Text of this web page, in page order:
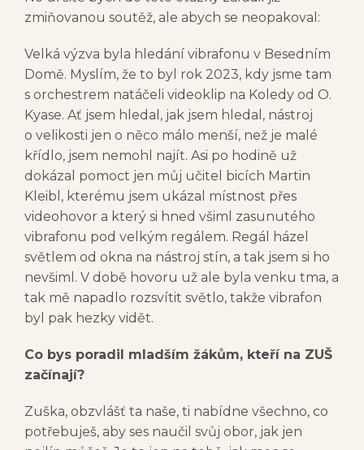
zmiňovanou soutěž, ale abych se neopakoval:
Velká výzva byla hledání vibrafonu v Besedním
Domě. Myslím, že to byl rok 2023, kdy jsme tam
s orchestrem natáčeli videoklip na Koledy od O.
Kyase. Ať jsem hledal, jak jsem hledal, nástroj
o velikosti jen o něco málo menší, než je malé
křídlo, jsem nemohl najít. Asi po hodině už
dokázal pomoct jen můj učitel bicích Martin
Kleibl, kterému jsem ukázal místnost přes
videohovor a který si hned všiml zasunutého
vibrafonu pod velkým regálem. Regál házel
světlem od okna na nástroj stín, a tak jsem si ho
nevšiml. V době hovoru už ale byla venku tma, a
tak mě napadlo rozsvítit světlo, takže vibrafon
byl pak hezky vidět.
Co bys poradil mladším žákům, kteří na ZUŠ
začínají?
Zuška, obzvlášť ta naše, ti nabídne všechno, co
potřebuješ, aby ses naučil svůj obor, jak jen